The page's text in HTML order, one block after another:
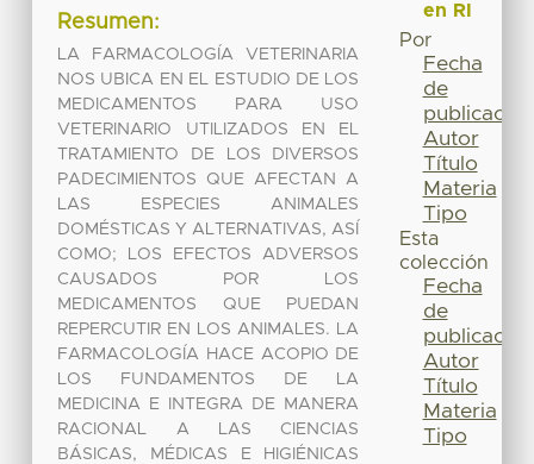
Resumen:
LA FARMACOLOGÍA VETERINARIA
NOS UBICA EN EL ESTUDIO DE LOS
MEDICAMENTOS PARA USO
VETERINARIO UTILIZADOS EN EL
TRATAMIENTO DE LOS DIVERSOS
PADECIMIENTOS QUE AFECTAN A
LAS ESPECIES ANIMALES
DOMÉSTICAS Y ALTERNATIVAS, ASÍ
COMO; LOS EFECTOS ADVERSOS
CAUSADOS POR LOS
MEDICAMENTOS QUE PUEDAN
REPERCUTIR EN LOS ANIMALES. LA
FARMACOLOGÍA HACE ACOPIO DE
LOS FUNDAMENTOS DE LA
MEDICINA E INTEGRA DE MANERA
RACIONAL A LAS CIENCIAS
BÁSICAS, MÉDICAS E HIGIÉNICAS
en RI
Por
Fecha
de
publicación
Autor
Título
Materia
Tipo
Esta
colección
Fecha
de
publicación
Autor
Título
Materia
Tipo